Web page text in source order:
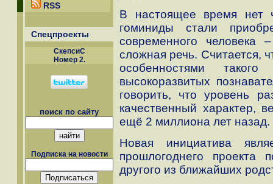
RSS
Спецпроекты
СкепсиС
Номер 2.
поиск по сайту
Подписка на новости
В настоящее время нет
гоминиды стали
современного человека
сложная речь. Считается,
особенностями
высокоразвитых
говорить, что уровень
качественный характер,
ещё 2 миллиона лет назад.
Новая инициатива
прошлогоднего
другого из ближайших